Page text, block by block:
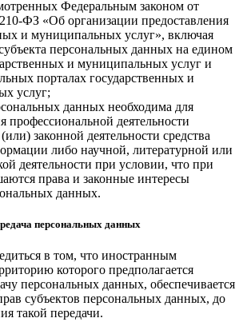
Федеральным законом от
ФЗ «Об организации предоставления
и муниципальных услуг», включая
персональных данных на едином
и муниципальных услуг и
порталах государственных и
услуг;
данных необходима для
профессиональной деятельности
законной деятельности средства
либо научной, литературной или
деятельности при условии, что при
права и законные интересы
данных.
персональных данных
в том, что иностранным
которого предполагается
персональных данных, обеспечивается
субъектов персональных данных, до
такой передачи.